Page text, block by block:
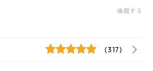
通報する
(317)